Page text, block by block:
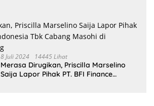
8 Juli 2024 14445 Lihat
Merasa Dirugikan, Priscilla Marselino
Saija Lapor Pihak PT. BFI Finance